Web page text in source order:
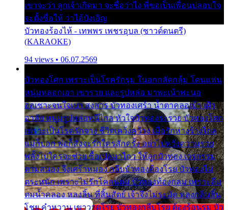
เขาจะว่า ลูกเจ้าเกิดมา จะชื่อว่าไง พี่ขอเป็นเพื่อนปลอบใจ
จะตั้งชื่อให้ ว่าไอ้บังเอิญ
บัวทองร้องไห้ - เทพพร เพชรอุบล (ซาวด์ดนตรี)
(KARAOKE)
94 views • 06.07.2569
บัวทองโศก เพราะเป็นโรครักรุม ในอกกลัดกลุ้ม โดนแฟน
หนุ่มหลอกเอา เขารวย และรูปหล่อ มาพะเน้าพะนอ
ออเซาะจนใจเบา สงสาร บัวทองเศร้า น้ำตาคลอเบ้า เฝ้า
อาลัย หนุ่มรูปหล่อหนีไกล หัวใจบัวทองระรวย บัวทองโศก
เพราะเป็นโรครักจาง ชีวิตเคว้งคว้าง เมื่อรักห่างร้างไกล
แม่ก็บอก พ่อก็สั่งจะรักใครสักครั้ง อย่าไปหวังความรวย
พลั้งไปใครจะช่วย ซื้อเปลมาไกว ให้ลูกบัวทอง เวรกรรม
ตามสนอง จึงเศร้าหมอง กลีบบัวทองต้องโรย บัวทองไม่
ตระหนัก เพราะไม่รักโคลนตม บัวทองท้องกลม เพราะลืม
ตมน้ำคลอง หลงลิ้น ที่สิ้นสัตย์ เจ้าจึงไม่ระมัด หลงกลิ่นลิ้น
โชย คำหวาน เขาวาดโรย บัวทองกลีบโรย ต้องร้อนรุม บัว